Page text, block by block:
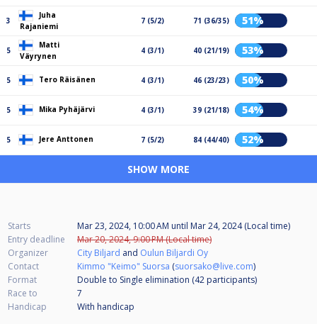
3
Juha
Rajaniemi
7 (5/2) 71 (36/35) 51%
5
Matti
Väyrynen
4 (3/1) 40 (21/19) 53%
5 Tero Räisänen 4 (3/1) 46 (23/23) 50%
5 Mika Pyhäjärvi 4 (3/1) 39 (21/18) 54%
5 Jere Anttonen 7 (5/2) 84 (44/40) 52%
SHOW MORE
Starts Mar 23, 2024, 10:00 AM until Mar 24, 2024 (Local time)
Entry deadline
Mar 20, 2024, 9:00 PM (Local time)
Organizer
City Biljard and Oulun Biljardi Oy
Contact
Kimmo "Keimo" Suorsa (suorsako@live.com)
Format
Double to Single elimination (42 participants)
Race to
7
Handicap
With handicap